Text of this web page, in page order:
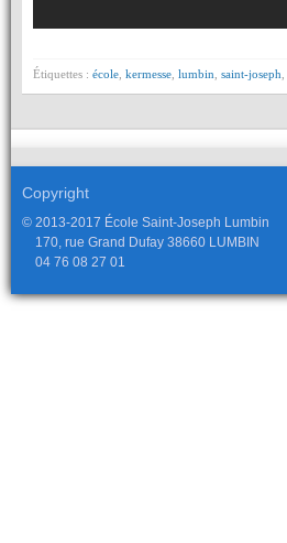
Étiquettes : école kermesse lumbin saint-joseph
Copyright
© 2013-2017 École Saint-Joseph Lumbin
170, rue Grand Dufay 38660 LUMBIN
04 76 08 27 01